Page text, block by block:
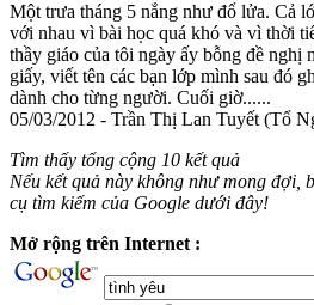
Một trưa tháng 5 nắng như đổ lửa. Cả
với nhau vì bài học quá khó và vì thời
thầy giáo của tôi ngày ấy bỗng đề nghị
giấy, viết tên các bạn lớp mình sau đó
dành cho từng người. Cuối giờ......
05/03/2012 - Trần Thị Lan Tuyết (Tổ
Tìm thấy tổng cộng 10 kết quả
Nếu kết quả này không như mong đợi,
cụ tìm kiếm của Google dưới đây!
Mở rộng trên Internet :